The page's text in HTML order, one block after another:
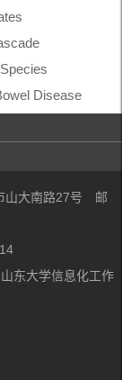
Disease
山大南路27号 邮
东大学信息化工作